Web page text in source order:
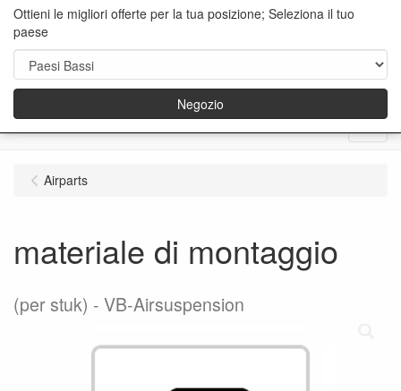
Menu
Airparts
materiale di montaggio
(per stuk) VB-Airsuspension
Ottieni le migliori offerte per la tua posizione; Seleziona il tuo
paese
Negozio